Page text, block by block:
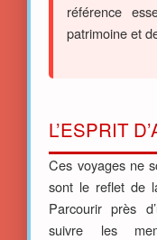
référence
patrimoine et
L’ESPRIT
Ces voyages ne
sont le reflet de
Parcourir près
suivre les